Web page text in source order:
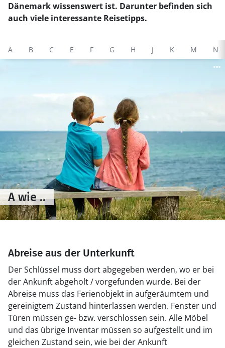
Dänemark wissenswert ist. Darunter befinden sich
auch viele interessante Reisetipps.
A B C E F G H J K M N
A wie ..
Abreise aus der Unterkunft
Der Schlüssel muss dort abgegeben werden, wo er bei
der Ankunft abgeholt / vorgefunden wurde. Bei der
Abreise muss das Ferienobjekt in aufgeräumtem und
gereinigtem Zustand hinterlassen werden. Fenster und
Türen müssen ge- bzw. verschlossen sein. Alle Möbel
und das übrige Inventar müssen so aufgestellt und im
gleichen Zustand sein, wie bei der Ankunft